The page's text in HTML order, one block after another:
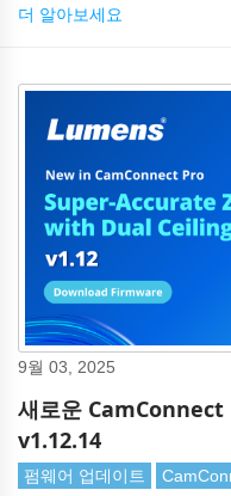
더 알아보세요
9월 03, 2025
새로운
v1.12.14
펌웨어 업데이트